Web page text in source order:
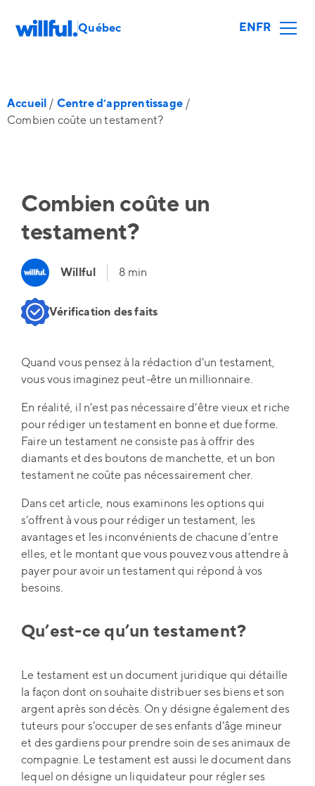
Québec ENFR
Accueil / Centre d’apprentissage /
Combien coûte un testament?
Combien coûte un
testament?
Willful 8 min
Vérification des faits
Quand vous pensez à la rédaction d’un testament,
vous vous imaginez peut-être un millionnaire.
En réalité, il n’est pas nécessaire d’être vieux et riche
pour rédiger un testament en bonne et due forme.
Faire un testament ne consiste pas à offrir des
diamants et des boutons de manchette, et un bon
testament ne coûte pas nécessairement cher.
Dans cet article, nous examinons les options qui
s’offrent à vous pour rédiger un testament, les
avantages et les inconvénients de chacune d’entre
elles, et le montant que vous pouvez vous attendre à
payer pour avoir un testament qui répond à vos
besoins.
Qu’est-ce qu’un testament?
Le testament est un document juridique qui détaille
la façon dont on souhaite distribuer ses biens et son
argent après son décès. On y désigne également des
tuteurs pour s’occuper de ses enfants d’âge mineur
et des gardiens pour prendre soin de ses animaux de
compagnie. Le testament est aussi le document dans
lequel on désigne un liquidateur pour régler ses